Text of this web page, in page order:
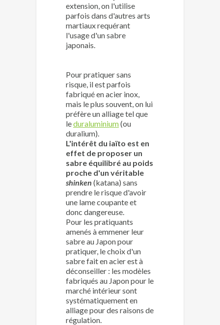
extension, on l'utilise
parfois dans d'autres arts
martiaux requérant
l'usage d'un sabre
japonais.
Pour pratiquer sans
risque, il est parfois
fabriqué en acier inox,
mais le plus souvent, on lui
préfère un alliage tel que
leduraluminium(ou
duralium).
L'intérêt du iaïto est en
effet de proposer un
sabre équilibré au poids
proche d'un véritable
shinken (katana) sans
prendre le risque d'avoir
une lame coupante et
donc dangereuse.
Pour les pratiquants
amenés à emmener leur
sabre au Japon pour
pratiquer, le choix d'un
sabre fait en acier est à
déconseiller : les modèles
fabriqués au Japon pour le
marché intérieur sont
systématiquement en
alliage pour des raisons de
régulation.